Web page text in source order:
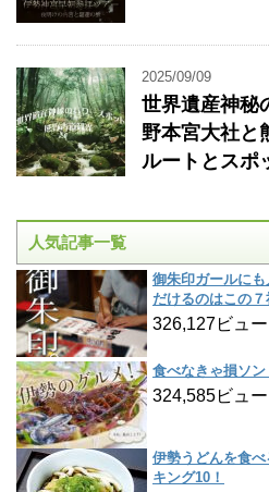
2025/09/09
世界遺産神秘
野本宮大社と
ルートとスポ
人気記事一覧
御朱印ガールに
だけるのはこの７
326,127ビュー
食べなきゃ損ソン
324,585ビュー
伊勢うどんを食
キング10！